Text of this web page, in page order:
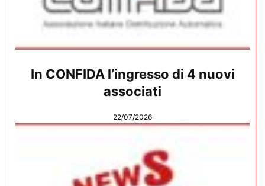
In CONFIDA l’ingresso di 4 nuovi
associati
22/07/2026